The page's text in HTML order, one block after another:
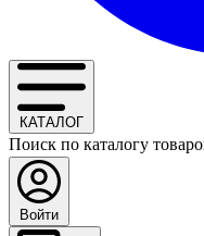
КАТАЛОГ
Поиск по каталогу
Войти